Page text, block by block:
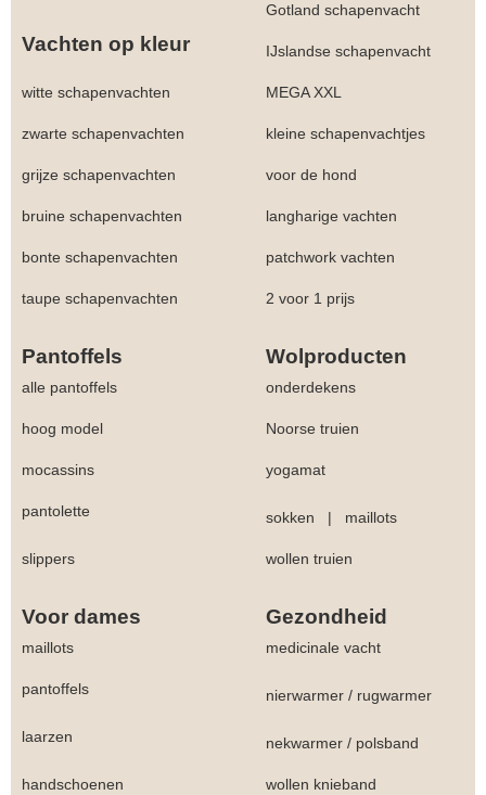
Gotland schapenvacht
Vachten op kleur IJslandse schapenvacht
witte schapenvachten MEGA XXL
zwarte schapenvachten kleine schapenvachtjes
grijze schapenvachten voor de hond
bruine schapenvachten langharige vachten
bonte schapenvachten patchwork vachten
taupe schapenvachten 2 voor 1 prijs
Pantoffels Wolproducten
alle pantoffels onderdekens
hoog model Noorse truien
mocassins yogamat
pantolette sokken | maillots
slippers wollen truien
Voor dames Gezondheid
maillots medicinale vacht
pantoffels nierwarmer / rugwarmer
laarzen nekwarmer / polsband
handschoenen wollen knieband